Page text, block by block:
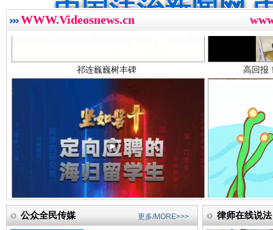
中国法院新闻网.
中国检察新闻网.
中国医药新闻网.
中国企业新闻网.
WWW.Videosnews.cn
一枚“钉子”竟然扎入要害部门
公众全民传媒 更多/MORE>>> 律师在线说法